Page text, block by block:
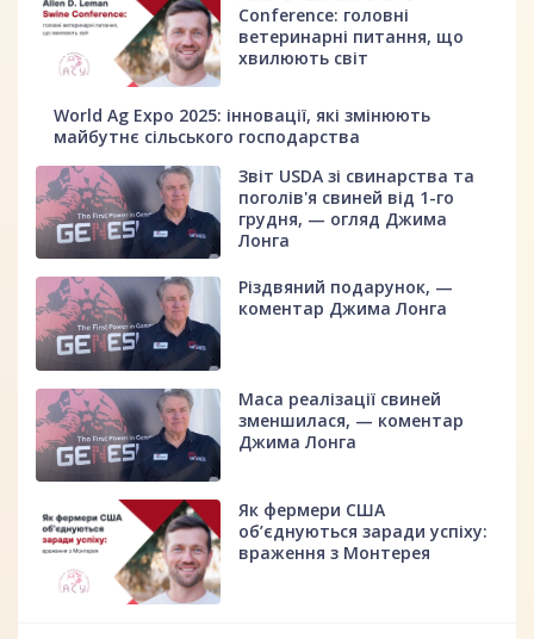
Conference: головні
ветеринарні питання, що
хвилюють світ
World Ag Expo 2025: інновації, які змінюють
майбутнє сільського господарства
Звіт USDA зі свинарства та
поголів'я свиней від 1-го
грудня, — огляд Джима
Лонга
Різдвяний подарунок, —
коментар Джима Лонга
Маса реалізації свиней
зменшилася, — коментар
Джима Лонга
Як фермери США
об’єднуються заради успіху:
враження з Монтерея